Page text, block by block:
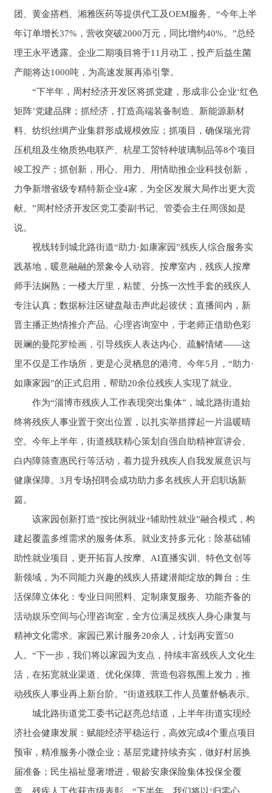
团、黄金搭档、湘雅医药等提供代工及OEM服务。“今年上半
年订单增长37%，营收突破2000万元，同比增约40%。”总经
理王永平透露。企业二期项目将于11月动工，投产后益生菌
产能将达1000吨，为高速发展再添引擎。
“下半年，周村经济开发区将抓党建，形成非公企业‘红色
矩阵’党建品牌；抓经济，打造高端装备制造、新能源新材
料、纺织丝绸产业集群形成规模效应；抓项目，确保瑞光背
压机组及生物质热电联产、杭星工贸特种玻璃制品等8个项目
竣工投产；抓创新，用心、用力、用情助推企业科技创新，
力争新增省级专精特新企业4家，为全区发展大局作出更大贡
献。”周村经济开发区党工委副书记、管委会主任周强如是
说。
视线转到城北路街道“助力·如康家园”残疾人综合服务实
践基地，暖意融融的景象令人动容。按摩室内，残疾人按摩
师手法娴熟；一楼大厅里，粘筐、分拣一次性手套的残疾人
专注认真；数据标注区键盘敲击声此起彼伏；直播间内，新
晋主播正热情推介产品。心理咨询室中，于老师正借助色彩
斑斓的曼陀罗绘画，引导残疾人表达内心、疏解情绪——这
里不仅是工作场所，更是心灵栖息的港湾。今年5月，“助力·
如康家园”的正式启用，帮助20余位残疾人实现了就业。
作为“淄博市残疾人工作表现突出集体”，城北路街道始
终将残疾人事业置于突出位置，以扎实举措撑起一片温暖晴
空。今年上半年，街道残联精心策划自强自助精神宣讲会、
白内障筛查惠民行等活动，着力提升残疾人自我发展意识与
健康保障。3月专场招聘会成功助力多名残疾人开启职场新
篇。
该家园创新打造“按比例就业+辅助性就业”融合模式，构
建起覆盖多维需求的服务体系。就业支持多元化：除基础辅
助性就业项目，更开拓盲人按摩、AI直播实训、特色文创等
新领域，为不同能力兴趣的残疾人搭建潜能绽放的舞台；生
活保障立体化：专业日间照料、定制康复服务、功能齐备的
活动娱乐空间与心理咨询室，全方位满足残疾人身心康复与
精神文化需求。家园已累计服务20余人，计划再安置50
人。“下一步，我们将以家园为支点，持续丰富残疾人文化生
活，在拓宽就业渠道、优化保障、营造包容氛围上发力，推
动残疾人事业再上新台阶。”街道残联工作人员董舒畅表示。
城北路街道党工委书记赵亮总结道，上半年街道实现经
济社会健康发展：赋能经济平稳运行，高效完成4个重点项目
预审，精准服务小微企业；基层党建持续夯实，做好村居换
届准备；民生福祉显著增进，银龄安康保险集体投保全覆